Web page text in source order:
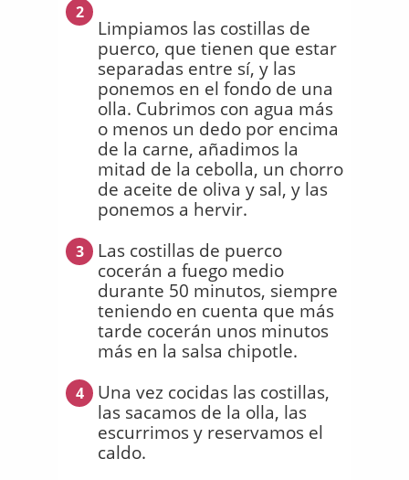
2
Limpiamos las costillas de
puerco, que tienen que estar
separadas entre sí, y las
ponemos en el fondo de una
olla. Cubrimos con agua más
o menos un dedo por encima
de la carne, añadimos la
mitad de la cebolla, un chorro
de aceite de oliva y sal, y las
ponemos a hervir.
3
Las costillas de puerco
cocerán a fuego medio
durante 50 minutos, siempre
teniendo en cuenta que más
tarde cocerán unos minutos
más en la salsa chipotle.
4
Una vez cocidas las costillas,
las sacamos de la olla, las
escurrimos y reservamos el
caldo.